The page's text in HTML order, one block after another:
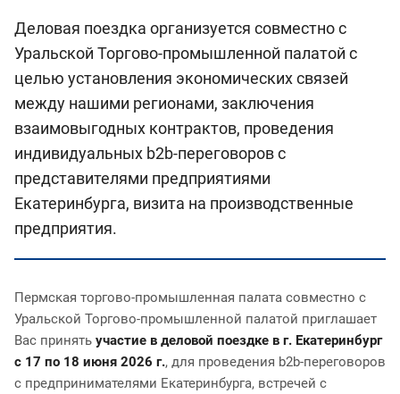
Деловая поездка организуется совместно с
Уральской Торгово-промышленной палатой с
целью установления экономических связей
между нашими регионами, заключения
взаимовыгодных контрактов, проведения
индивидуальных b2b-переговоров с
представителями предприятиями
Екатеринбурга, визита на производственные
предприятия.
Пермская торгово-промышленная палата совместно с
Уральской Торгово-промышленной палатой приглашает
Вас принять участие в деловой поездке в г. Екатеринбург
с 17 по 18 июня 2026 г., для проведения b2b-переговоров
с предпринимателями Екатеринбурга, встречей с